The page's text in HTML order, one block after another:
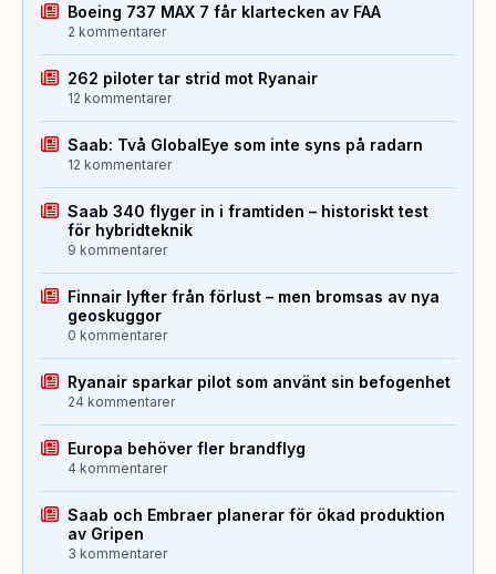
Boeing 737 MAX 7 får klartecken av FAA
2 kommentarer
262 piloter tar strid mot Ryanair
12 kommentarer
Saab: Två GlobalEye som inte syns på radarn
12 kommentarer
Saab 340 flyger in i framtiden – historiskt test
för hybridteknik
9 kommentarer
Finnair lyfter från förlust – men bromsas av nya
geoskuggor
0 kommentarer
Ryanair sparkar pilot som använt sin befogenhet
24 kommentarer
Europa behöver fler brandflyg
4 kommentarer
Saab och Embraer planerar för ökad produktion
av Gripen
3 kommentarer